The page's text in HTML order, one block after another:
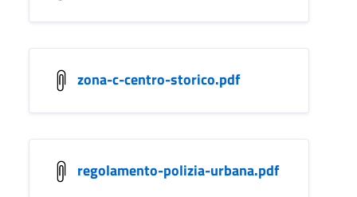
zona-c-centro-storico.pdf
regolamento-polizia-urbana.pdf